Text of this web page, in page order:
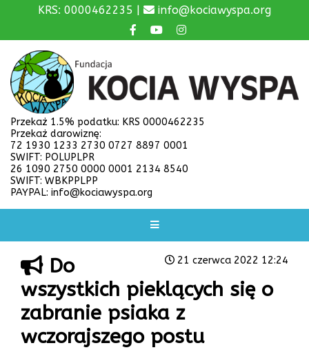
KRS: 0000462235 | info@kociawyspa.org
Przekaż 1.5% podatku: KRS 0000462235
Przekaż darowiznę:
72 1930 1233 2730 0727 8897 0001
SWIFT: POLUPLPR
26 1090 2750 0000 0001 2134 8540
SWIFT: WBKPPLPP
PAYPAL: info@kociawyspa.org
21 czerwca 2022 12:24
Do
wszystkich pieklących się o
zabranie psiaka z
wczorajszego postu